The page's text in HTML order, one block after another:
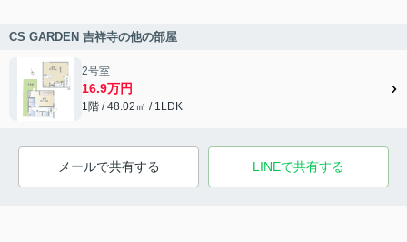
CS GARDEN 吉祥寺の他の部屋
2号室
16.9万円
1階 / 48.02㎡ / 1LDK
メールで共有する LINEで共有する